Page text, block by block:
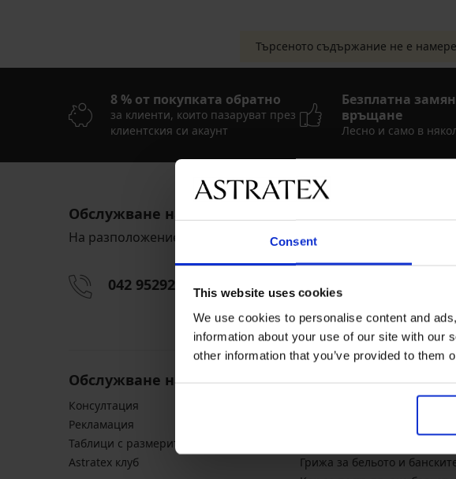
Consent
This website uses cookies
We use cookies to personalise content and
information about your use of our site with our
other information that you’ve provided to them
Търсеното съдържание не е
8 % от покупката обратно
за клиенти, които пазаруват през
клиентския си акаунт
Безплатна
връщане
Лесно и само в
Обслужване на клиенти
На разположение сме всеки работен ден от 9:00 до 17:00 ч
042 952927 info@astratex.bg
Обслужване на клиенти
Консултация
Pекламация
Таблици с размерите
Astratex клуб
Обща информация
Грижа за бельото и